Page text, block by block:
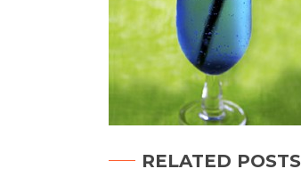
RELATED POSTS